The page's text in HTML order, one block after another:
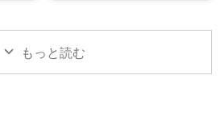
クレ
こと
た通
ル」は、現地体験型アクティビテ
ィ専門予約サイト「ベルトラ」特
別協力のもと、8月20日（木）19
時よりパリ生中継オンラインツア
もっと読む